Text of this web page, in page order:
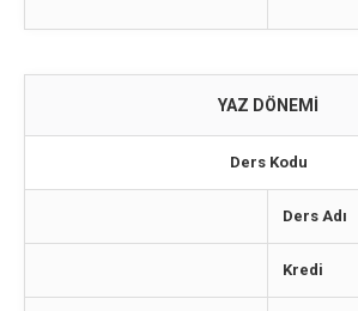
YAZ DÖNEMİ
Ders Kodu
Ders Adı
Kredi